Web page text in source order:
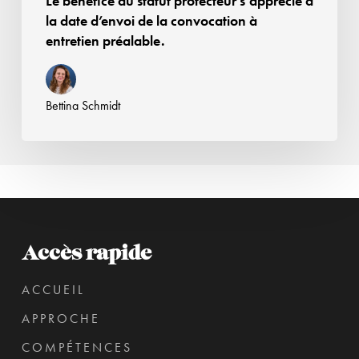
convocation
préalable.
la date d’envoi de la convocation à
entretien préalable.
Bettina Schmidt
Accès rapide
ACCUEIL
APPROCHE
COMPÉTENCES